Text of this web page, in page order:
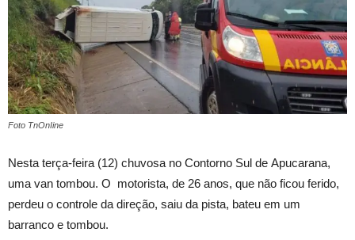
Foto TnOnIine
Nesta terça-feira (12) chuvosa no Contorno Sul de Apucarana,
uma van tombou. O motorista, de 26 anos, que não ficou ferido,
perdeu o controle da direção, saiu da pista, bateu em um
barranco e tombou.